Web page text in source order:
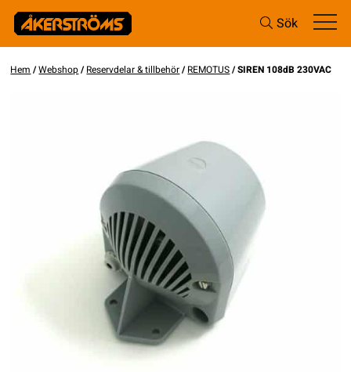
Sök
Hem /Webshop/Reservdelar & tillbehör/REMOTUS/ SIREN 108dB 230VAC